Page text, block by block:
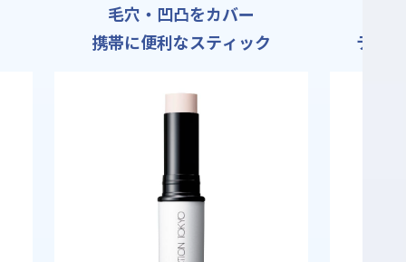
余分な皮脂を吸着して
テカリを防ぐUVプライマー